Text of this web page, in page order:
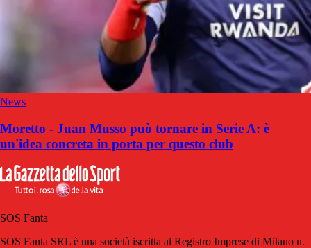
News
Moretto - Juan Musso può tornare in Serie A: è
un'idea concreta in porta per questo club
SOS Fanta
SOS Fanta SRL è una società iscritta al Registro Imprese di Milano n.